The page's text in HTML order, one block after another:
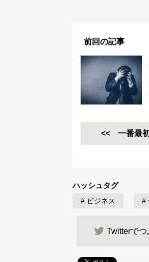
前回の記事
一番最
ハッシュタグ
ビジネス
Twitterでつ